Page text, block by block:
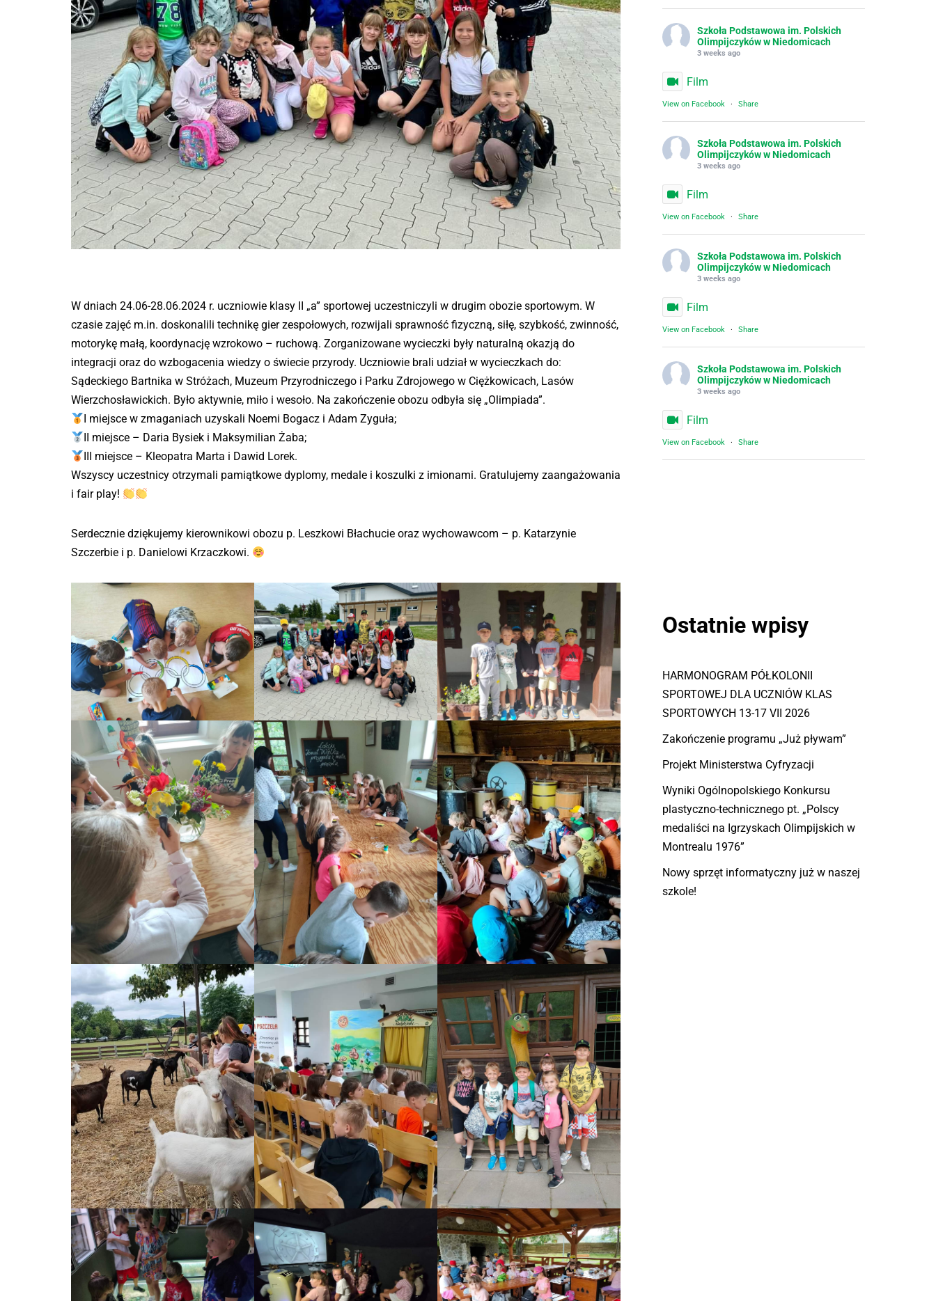
2017
2016
2015
2014
2013
2012
W dniach 24.06-28.06.2024 r. uczniowie klasy II „a” sportowej uczestniczyli w drugim obozie sportowym. W
czasie zajęć m.in. doskonalili technikę gier zespołowych, rozwijali sprawność fizyczną, siłę, szybkość, zwinność,
motorykę małą, koordynację wzrokowo – ruchową. Zorganizowane wycieczki były naturalną okazją do
integracji oraz do wzbogacenia wiedzy o świecie przyrody. Uczniowie brali udział w wycieczkach do:
Sądeckiego Bartnika w Stróżach, Muzeum Przyrodniczego i Parku Zdrojowego w Ciężkowicach, Lasów
Wierzchosławickich. Było aktywnie, miło i wesoło. Na zakończenie obozu odbyła się „Olimpiada”.
I miejsce w zmaganiach uzyskali Noemi Bogacz i Adam Zyguła;
II miejsce – Daria Bysiek i Maksymilian Żaba;
III miejsce – Kleopatra Marta i Dawid Lorek.
Wszyscy uczestnicy otrzymali pamiątkowe dyplomy, medale i koszulki z imionami. Gratulujemy zaangażowania
i fair play!
Serdecznie dziękujemy kierownikowi obozu p. Leszkowi Błachucie oraz wychowawcom – p. Katarzynie
Szczerbie i p. Danielowi Krzaczkowi.
Szkoła Podstawowa im. Polskich
Olimpijczyków w Niedomicach
3 weeks ago
Film
View on Facebook · Share
Szkoła Podstawowa im. Polskich
Olimpijczyków w Niedomicach
3 weeks ago
Film
View on Facebook · Share
Szkoła Podstawowa im. Polskich
Olimpijczyków w Niedomicach
3 weeks ago
Film
View on Facebook · Share
Szkoła Podstawowa im. Polskich
Olimpijczyków w Niedomicach
3 weeks ago
Film
View on Facebook · Share
Ostatnie wpisy
HARMONOGRAM PÓŁKOLONII
SPORTOWEJ DLA UCZNIÓW KLAS
SPORTOWYCH 13-17 VII 2026
Zakończenie programu „Już pływam”
Projekt Ministerstwa Cyfryzacji
Wyniki Ogólnopolskiego Konkursu
plastyczno-technicznego pt. „Polscy
medaliści na Igrzyskach Olimpijskich w
Montrealu 1976”
Nowy sprzęt informatyczny już w naszej
szkole!